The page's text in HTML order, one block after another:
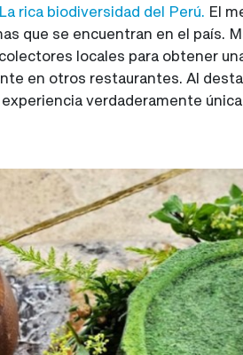
La rica biodiversidad del Perú. El
que se encuentran en el país.
locales para obtener
en otros restaurantes. Al
verdaderamente única